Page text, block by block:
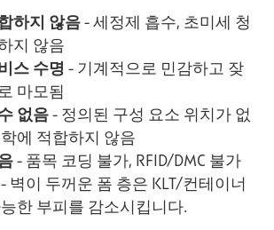
하지 않음 - 세정제 흡수, 초미세 청
지 않음
스 수명 - 기계적으로 민감하고 잦
마모됨
없음 - 정의된 구성 요소 위치가 없
에 적합하지 않음
- 품목 코딩 불가, RFID/DMC 불가
- 벽이 두꺼운 폼 층은 KLT/컨테이너
한 부피를 감소시킵니다.